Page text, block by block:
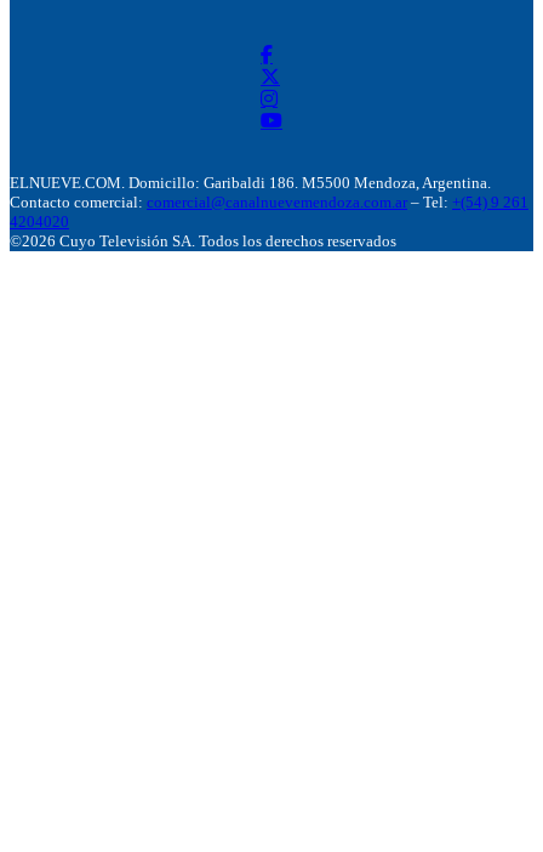
ELNUEVE.COM. Domicillo: Garibaldi 186. M5500 Mendoza, Argentina.
Contacto comercial: comercial@canalnuevemendoza.com.ar – Tel: +(54) 9 261
4204020
©2026 Cuyo Televisión SA. Todos los derechos reservados